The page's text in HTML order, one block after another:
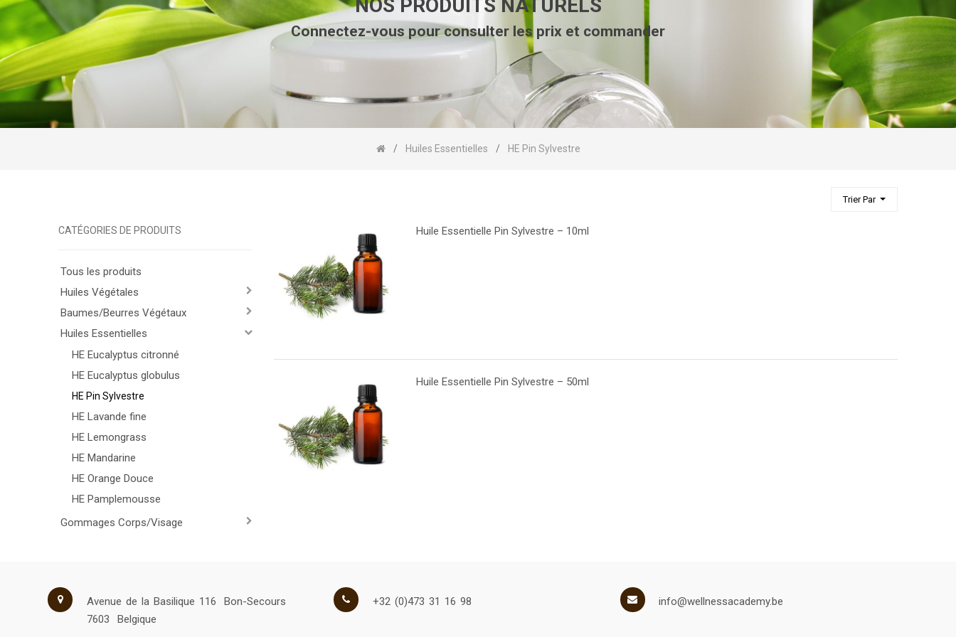
NOS PRODUITS NATURELS
Connectez-vous pour consulter les prix et commander
Huiles Essentielles HE Pin Sylvestre
Trier Par
CATÉGORIES DE PRODUITS
Tous les produits
Huiles Végétales
Baumes/Beurres Végétaux
Huiles Essentielles
HE Eucalyptus citronné
HE Eucalyptus globulus
HE Pin Sylvestre
HE Lavande fine
HE Lemongrass
HE Mandarine
HE Orange Douce
HE Pamplemousse
Gommages Corps/Visage
Huile Essentielle Pin Sylvestre – 10ml
Huile Essentielle Pin Sylvestre – 50ml
Avenue de la Basilique 116
Bon-Secours
7603
Belgique
+32 (0)473 31 16 98 info@wellnessacademy.be